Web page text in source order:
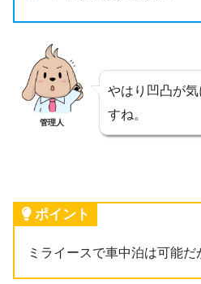
管理人
やはり凹凸が
すね。
ポイント
ミライースで車中泊は可能だ